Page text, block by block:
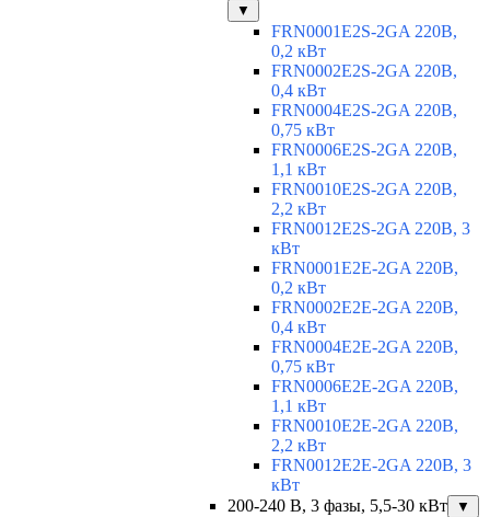
▼
FRN0001E2S-2GA 220В,
0,2 кВт
FRN0002E2S-2GA 220В,
0,4 кВт
FRN0004E2S-2GA 220В,
0,75 кВт
FRN0006E2S-2GA 220В,
1,1 кВт
FRN0010E2S-2GA 220В,
2,2 кВт
FRN0012E2S-2GA 220В, 3
кВт
FRN0001E2E-2GA 220В,
0,2 кВт
FRN0002E2E-2GA 220В,
0,4 кВт
FRN0004E2E-2GA 220В,
0,75 кВт
FRN0006E2E-2GA 220В,
1,1 кВт
FRN0010E2E-2GA 220В,
2,2 кВт
FRN0012E2E-2GA 220В, 3
кВт
200-240 В, 3 фазы, 5,5-30 кВт
▼